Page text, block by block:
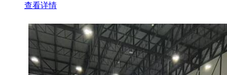
查看详情